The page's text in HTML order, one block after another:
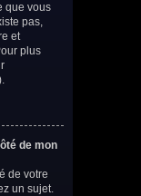
que vous
pas,
et
plus
de mon
de votre
un sujet.